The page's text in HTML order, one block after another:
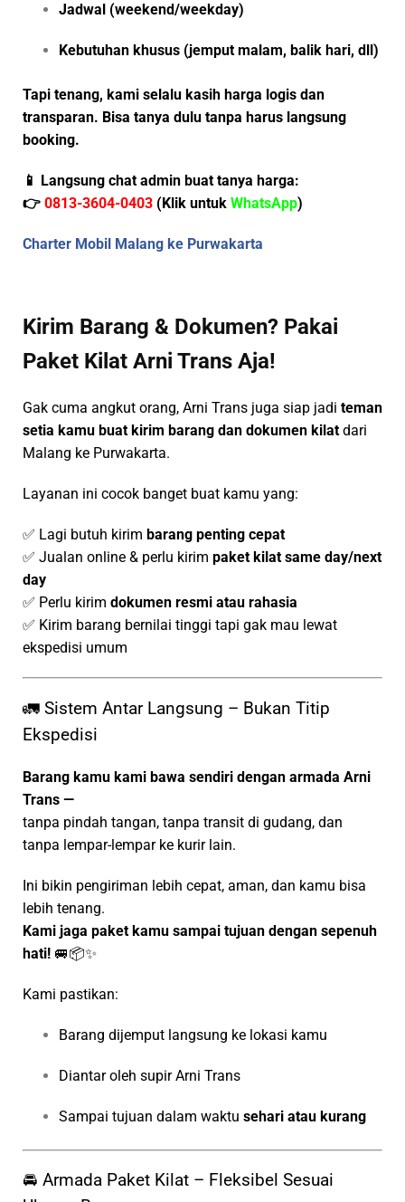
Jadwal (weekend/weekday)
Kebutuhan khusus (jemput malam, balik hari, dll)
Tapi tenang, kami selalu kasih harga logis dan
transparan. Bisa tanya dulu tanpa harus langsung
booking.
📱 Langsung chat admin buat tanya harga:
👉 0813-3604-0403 (Klik untuk WhatsApp)
Charter Mobil Malang ke Purwakarta
Kirim Barang & Dokumen? Pakai
Paket Kilat Arni Trans Aja!
Gak cuma angkut orang, Arni Trans juga siap jadi teman
setia kamu buat kirim barang dan dokumen kilat dari
Malang ke Purwakarta.
Layanan ini cocok banget buat kamu yang:
✅ Lagi butuh kirim barang penting cepat
✅ Jualan online & perlu kirim paket kilat same day/next
day
✅ Perlu kirim dokumen resmi atau rahasia
✅ Kirim barang bernilai tinggi tapi gak mau lewat
ekspedisi umum
🚛 Sistem Antar Langsung – Bukan Titip
Ekspedisi
Barang kamu kami bawa sendiri dengan armada Arni
Trans —
tanpa pindah tangan, tanpa transit di gudang, dan
tanpa lempar-lempar ke kurir lain.
Ini bikin pengiriman lebih cepat, aman, dan kamu bisa
lebih tenang.
Kami jaga paket kamu sampai tujuan dengan sepenuh
hati! 🚐📦✨
Kami pastikan:
Barang dijemput langsung ke lokasi kamu
Diantar oleh supir Arni Trans
Sampai tujuan dalam waktu sehari atau kurang
🚘 Armada Paket Kilat – Fleksibel Sesuai